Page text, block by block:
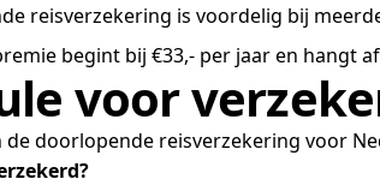
reisverzekering is voordelig bij
begint bij €33,- per jaar en hangt
voor
de doorlopende reisverzekering voor